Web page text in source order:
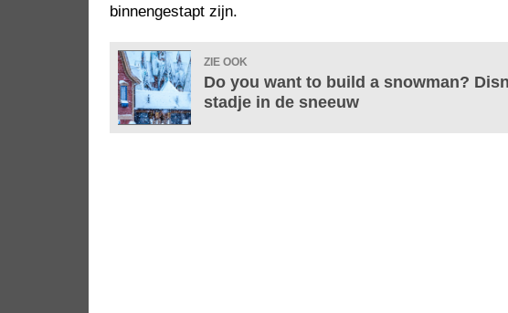
binnengestapt zijn.
ZIE OOK
Do you want to build a snowman?
stadje in de sneeuw